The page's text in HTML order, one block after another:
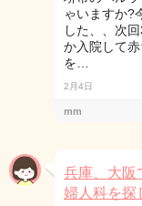
ゃいますか?
した、、次
か入院して
を…
2月4日
mm
兵庫、大阪
婦人科を